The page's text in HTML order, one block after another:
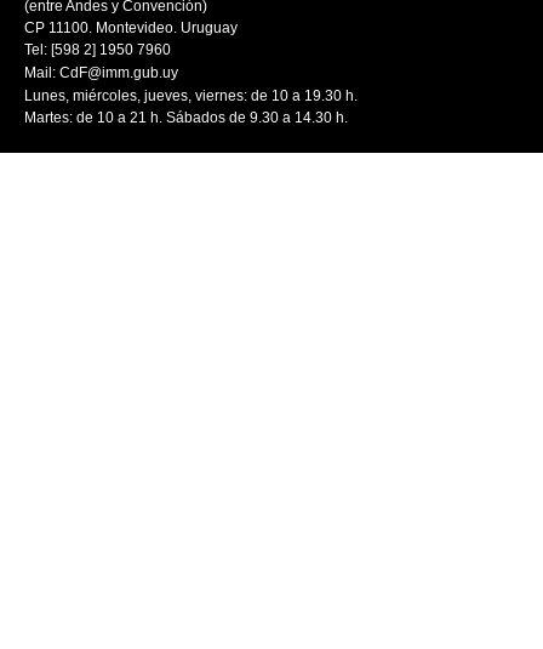
(entre Andes y Convención)
CP 11100. Montevideo. Uruguay
Tel: [598 2] 1950 7960
Mail: CdF@imm.gub.uy
Lunes, miércoles, jueves, viernes: de 10 a 19.30 h.
Martes: de 10 a 21 h. Sábados de 9.30 a 14.30 h.